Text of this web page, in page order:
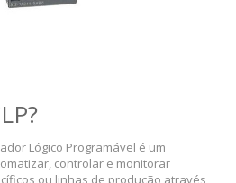
Lógico Programável é um
controlar e monitorar
ou linhas de produção através